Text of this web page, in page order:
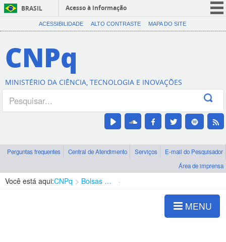
BRASIL
Acesso à informação
CORONAVÍRUS (COVID-19)
Canais
ACESSIBILIDADE ALTO CONTRASTE MAPA DO SITE
CNPq
MINISTÉRIO DA CIÊNCIA, TECNOLOGIA E INOVAÇÕES
Perguntas frequentes Central de Atendimento Serviços
E-mail do Pesquisador
Área de imprensa
Você está aqui:CNPq Bolsas e Auxílios Vigentes
MENU